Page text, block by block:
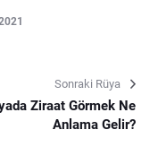
Sonraki Rüya
Ziraat Görmek Ne
Anlama Gelir?